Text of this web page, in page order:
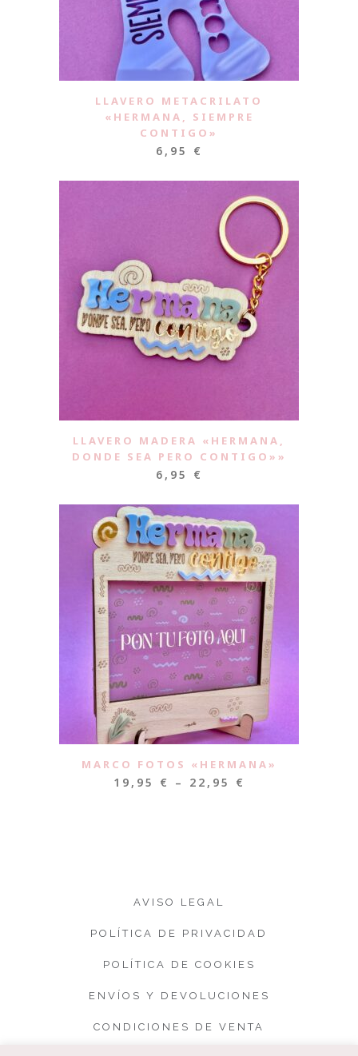
LLAVERO METACRILATO
«HERMANA, SIEMPRE
CONTIGO»
6,95 €
LLAVERO MADERA «HERMANA,
DONDE SEA PERO CONTIGO»»
6,95 €
MARCO FOTOS «HERMANA»
19,95 € – 22,95 €
AVISO LEGAL
POLÍTICA DE PRIVACIDAD
POLÍTICA DE COOKIES
ENVÍOS Y DEVOLUCIONES
CONDICIONES DE VENTA